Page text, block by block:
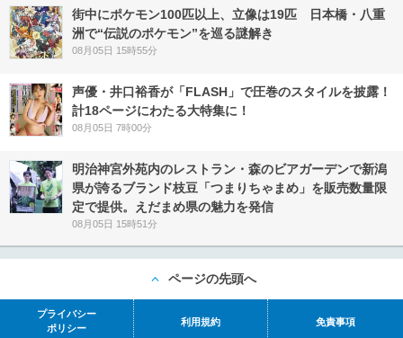
街中にポケモン100匹以上、立像は19匹 日本橋・八重
洲で“伝説のポケモン”を巡る謎解き
08月05日 15時55分
声優・井口裕香が「FLASH」で圧巻のスタイルを披露！
計18ページにわたる大特集に！
08月05日 7時00分
明治神宮外苑内のレストラン・森のビアガーデンで新潟
県が誇るブランド枝豆「つまりちゃまめ」を販売数量限
定で提供。えだまめ県の魅力を発信
08月05日 15時51分
ページの先頭へ
プライバシー
ポリシー
利用規約 免責事項